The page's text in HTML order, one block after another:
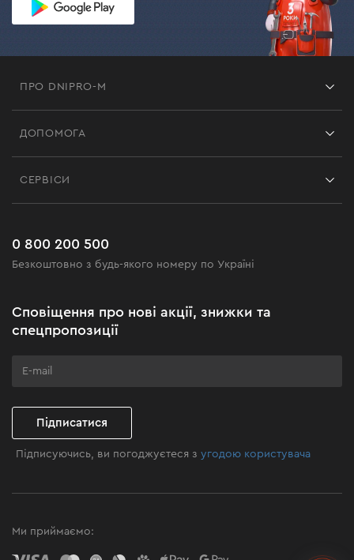
ПРО DNIPRO-M
Відгуки
Чорна п'ятниця
Клуб майстерності
ДОПОМОГА
Поширені запитання
СЕРВІСИ
0 800 200 500
Безкоштовно з будь-якого номеру по Україні
Сповіщення про нові акції, знижки та
спецпропозиції
Підписатися
Підписуючись, ви погоджуєтеся зугодою користувача
Ми приймаємо: